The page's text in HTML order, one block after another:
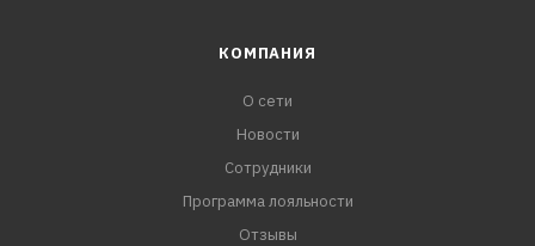
КОМПАНИЯ
О сети
Новости
Сотрудники
Программа лояльности
Отзывы